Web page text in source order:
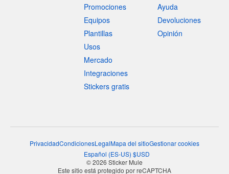
Promociones
Equipos
Plantillas
Usos
Mercado
Integraciones
Stickers gratis
Ayuda
Devoluciones
Opinión
PrivacidadCondicionesLegalMapa del sitioGestionar cookies
Español (ES-US) $USD
© 2026 Sticker Mule
Este sitio está protegido por reCAPTCHA